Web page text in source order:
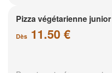
Pizza végétarienne junior
Dès 11.50 €